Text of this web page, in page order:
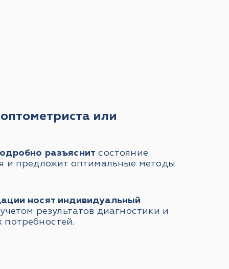
или
разъяснит состояние
и предложит оптимальные методы
носят индивидуальный
результатов диагностики и